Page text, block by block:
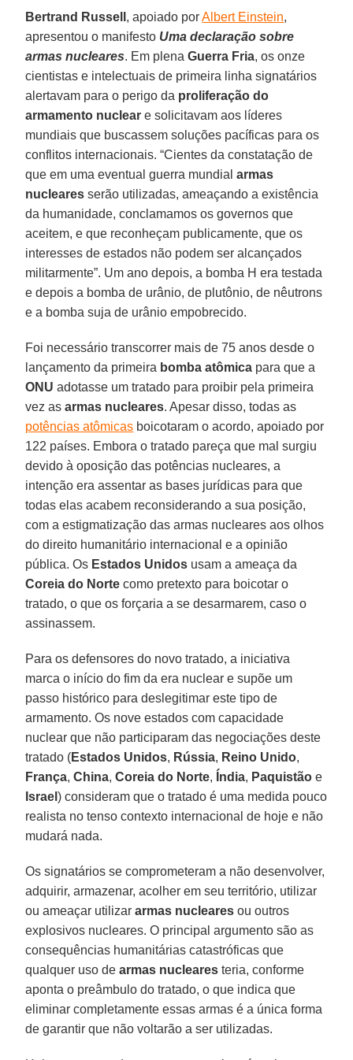
Bertrand Russell , apoiado porAlbert Einstein,
apresentou o manifesto Uma declaração sobre
armas nucleares. Em plenaGuerra Fria, os onze
cientistas e intelectuais de primeira linha signatários
alertavam para o perigo da proliferação do
armamento nuclear e solicitavam aos líderes
mundiais que buscassem soluções pacíficas para os
conflitos internacionais. “Cientes da constatação de
que em uma eventual guerra mundialarmas
nucleares serão utilizadas, ameaçando a existência
da humanidade, conclamamos os governos que
aceitem, e que reconheçam publicamente, que os
interesses de estados não podem ser alcançados
militarmente”. Um ano depois, a bomba H era testada
e depois a bomba de urânio, de plutônio, de nêutrons
e a bomba suja de urânio empobrecido.
Foi necessário transcorrer mais de 75 anos desde o
lançamento da primeira bomba atômica para que a
ONU adotasse um tratado para proibir pela primeira
vez asarmas nucleares. Apesar disso, todas as
potências atômicas boicotaram o acordo, apoiado por
122 países. Embora o tratado pareça que mal surgiu
devido à oposição das potências nucleares, a
intenção era assentar as bases jurídicas para que
todas elas acabem reconsiderando a sua posição,
com a estigmatização das armas nucleares aos olhos
do direito humanitário internacional e a opinião
pública. Os Estados Unidos usam a ameaça da
Coreia do Norte como pretexto para boicotar o
tratado, o que os forçaria a se desarmarem, caso o
assinassem.
Para os defensores do novo tratado, a iniciativa
marca o início do fim da era nuclear e supõe um
passo histórico para deslegitimar este tipo de
armamento. Os nove estados com capacidade
nuclear que não participaram das negociações deste
tratado (Estados Unidos, Rússia, Reino Unido,
França,China,Coreia do Norte, Índia, Paquistão e
Israel) consideram que o tratado é uma medida pouco
realista no tenso contexto internacional de hoje e não
mudará nada.
Os signatários se comprometeram a não desenvolver,
adquirir, armazenar, acolher em seu território, utilizar
ou ameaçar utilizararmas nucleares ou outros
explosivos nucleares. O principal argumento são as
consequências humanitárias catastróficas que
qualquer uso dearmas nucleares teria, conforme
aponta o preâmbulo do tratado, o que indica que
eliminar completamente essas armas é a única forma
de garantir que não voltarão a ser utilizadas.